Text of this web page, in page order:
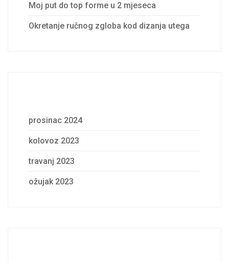
Moj put do top forme u 2 mjeseca
Okretanje ručnog zgloba kod dizanja utega
prosinac 2024
kolovoz 2023
travanj 2023
ožujak 2023